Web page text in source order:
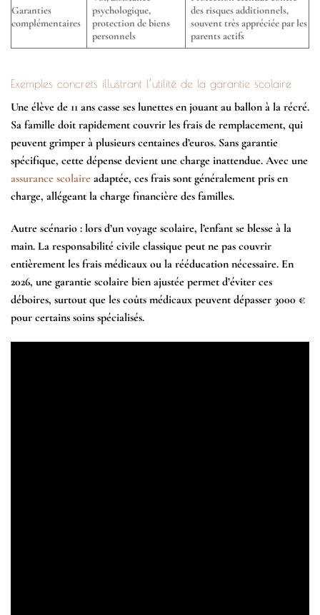
Garanties
complémentaires
psychologique,
protection de biens
personnels
des risques additionnels,
souvent très appréciée par les
parents actifs
Exemples concrets illustrant l’utilité de la garantie scolaire
Une élève de 11 ans casse ses lunettes en jouant au ballon à la récré.
Sa famille doit rapidement couvrir les frais de remplacement, qui
peuvent grimper à plusieurs centaines d’euros. Sans garantie
spécifique, cette dépense devient une charge inattendue. Avec une
assurance scolaire adaptée, ces frais sont généralement pris en
charge, allégeant la charge financière des familles.
Autre scénario : lors d’un voyage scolaire, l’enfant se blesse à la
main. La responsabilité civile classique peut ne pas couvrir
entièrement les frais médicaux ou la rééducation nécessaire. En
2026, une garantie scolaire bien ajustée permet d’éviter ces
déboires, surtout que les coûts médicaux peuvent dépasser 3000 €
pour certains soins spécialisés.